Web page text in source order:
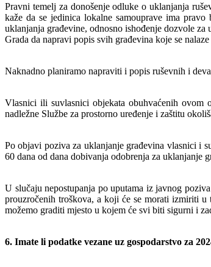
Pravni temelj za donošenje odluke o uklanjanja
kaže da se jedinica lokalne samouprave ima
uklanjanja građevine, odnosno ishođenje dozvole
Grada da napravi popis svih građevina koje se
Naknadno planiramo napraviti i popis ruševnih i
Vlasnici ili suvlasnici objekata obuhvaćenih ovom
nadležne Službe za prostorno uređenje i zaštitu
Po objavi poziva za uklanjanje građevina vlasnici i
60 dana od dana dobivanja odobrenja za uklanjanje
U slučaju nepostupanja po uputama iz javnog
prouzročenih troškova, a koji će se morati izmiriti u
možemo graditi mjesto u kojem će svi biti sigurni i
6. Imate li podatke vezane uz gospodarstvo za